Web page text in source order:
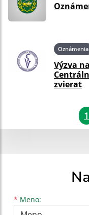
Oznámenia
Výzva
zvierat
1
* Meno:
Meno
Priezvisko
E-mailová adresa